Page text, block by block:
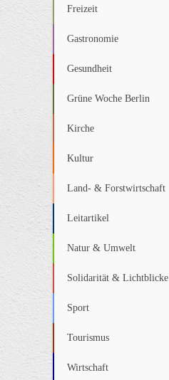
Freizeit
Gastronomie
Gesundheit
Grüne Woche Berlin
Kirche
Kultur
Land- & Forstwirtschaft
Leitartikel
Natur & Umwelt
Solidarität & Lichtblicke
Sport
Tourismus
Wirtschaft